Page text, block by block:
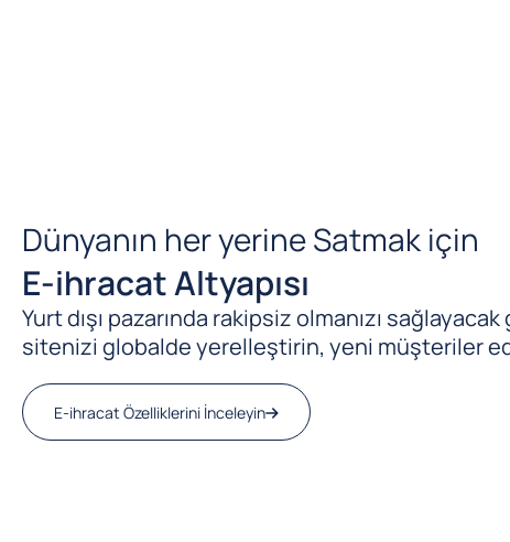
Dünyanın her yerine Satmak için
E-ihracat Altyapısı
Yurt dışı pazarında rakipsiz olmanızı
sitenizi globalde yerelleştirin, yeni müşteriler
E-ihracat Özelliklerini İnceleyin